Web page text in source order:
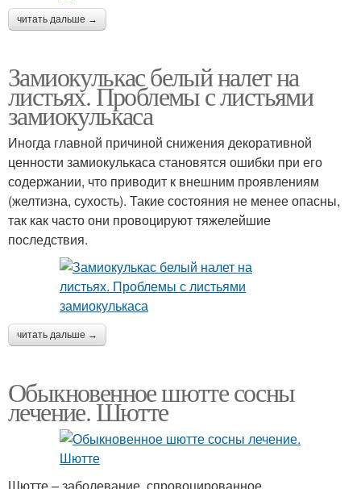
читать дальше →
Замиокулькас белый налет на
листьях. Проблемы с листьями
замиокулькаса
Иногда главной причиной снижения декоративной
ценности замиокулькаса становятся ошибки при его
содержании, что приводит к внешним проявлениям
(желтизна, сухость). Такие состояния не менее опасны,
так как часто они провоцируют тяжелейшие
последствия.
читать дальше →
Обыкновенное шютте сосны
лечение. Шютте
Шютте – заболевание, спровоцированное